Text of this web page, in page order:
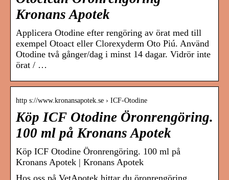
Kronans Apotek
Applicera Otodine efter rengöring av örat med till
exempel Otoact eller Clorexyderm Oto Piú. Använd
Otodine två gånger/dag i minst 14 dagar. Vidrör inte
örat / …
http s://www.kronansapotek.se › ICF-Otodine
Köp ICF Otodine Öronrengöring.
100 ml på Kronans Apotek
Köp ICF Otodine Öronrengöring. 100 ml på
Kronans Apotek | Kronans Apotek
Hos oss på VetApotek hittar du öronrengöring,